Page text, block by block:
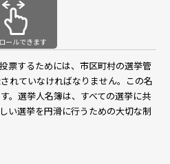
ールできます
票するためには、市区町村の選挙管
れていなければなりません。この名
。選挙人名簿は、すべての選挙に共
い選挙を円滑に行うための大切な制